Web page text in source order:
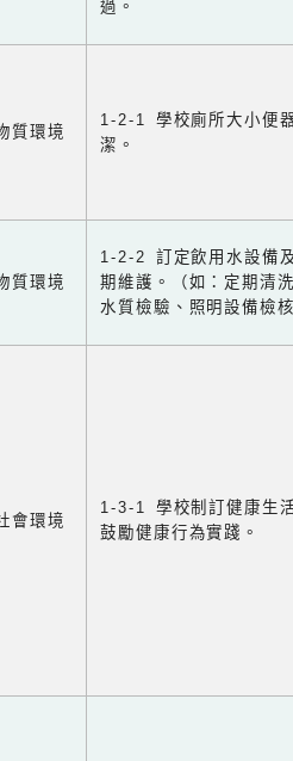
過。
質環境
1-2-1 學校廁所大小便
潔。
質環境
1-2-2 訂定飲用水設備
期維護。（如：定期清
水質檢驗、照明設備檢核
會環境
1-3-1 學校制訂健康生
鼓勵健康行為實踐。